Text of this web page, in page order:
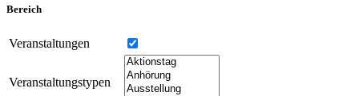
Bereich
Veranstaltungen
Veranstaltungstypen